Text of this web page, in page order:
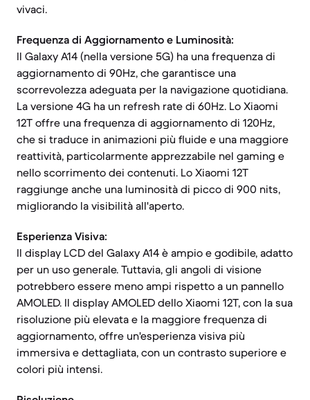
vivaci.
Frequenza di Aggiornamento e Luminosità:
Il Galaxy A14 (nella versione 5G) ha una frequenza di
aggiornamento di 90Hz, che garantisce una
scorrevolezza adeguata per la navigazione quotidiana.
La versione 4G ha un refresh rate di 60Hz. Lo Xiaomi
12T offre una frequenza di aggiornamento di 120Hz,
che si traduce in animazioni più fluide e una maggiore
reattività, particolarmente apprezzabile nel gaming e
nello scorrimento dei contenuti. Lo Xiaomi 12T
raggiunge anche una luminosità di picco di 900 nits,
migliorando la visibilità all'aperto.
Esperienza Visiva:
Il display LCD del Galaxy A14 è ampio e godibile, adatto
per un uso generale. Tuttavia, gli angoli di visione
potrebbero essere meno ampi rispetto a un pannello
AMOLED. Il display AMOLED dello Xiaomi 12T, con la sua
risoluzione più elevata e la maggiore frequenza di
aggiornamento, offre un'esperienza visiva più
immersiva e dettagliata, con un contrasto superiore e
colori più intensi.